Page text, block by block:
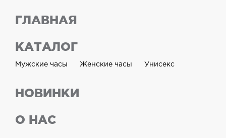
ГЛАВНАЯ
КАТАЛОГ
Мужские часы Женские часы Унисекс
НОВИНКИ
О НАС